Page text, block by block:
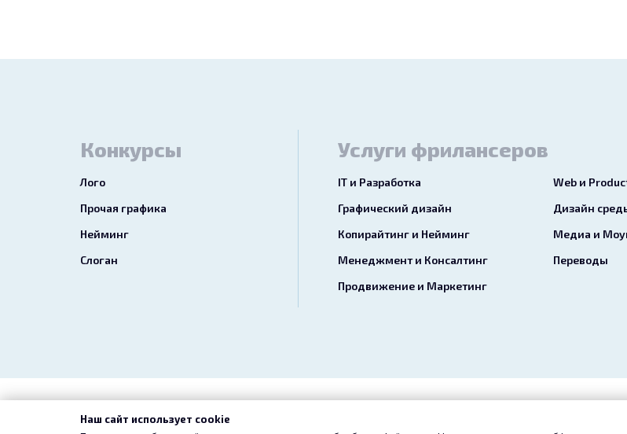
Конкурсы
Лого
Прочая графика
Нейминг
Слоган
Услуги фрилансеров
IT и Разработка
Web и
Графический дизайн
Дизайн
Копирайтинг и Нейминг
Медиа и
Менеджмент и Консалтинг
Переводы
Продвижение и Маркетинг
2026 freelance.boutique
Наш сайт использует cookie